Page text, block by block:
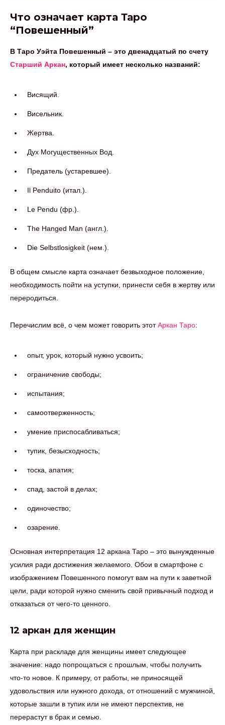
Что означает карта Таро
“Повешенный”
В Таро Уэйта Повешенный – это двенадцатый по счету
Старший Аркан, который имеет несколько названий:
Висящий.
Висельник.
Жертва.
Дух Могущественных Вод.
Предатель (устаревшее).
Il Penduito (итал.).
Le Pendu (фр.).
The Hanged Man (англ.).
Die Selbstlosigkeit (нем.).
В общем смысле карта означает безвыходное положение,
необходимость пойти на уступки, принести себя в жертву или
переродиться.
Перечислим всё, о чем может говорить этотАркан Таро:
опыт, урок, который нужно усвоить;
ограничение свободы;
испытания;
самоотверженность;
умение приспосабливаться;
тупик, безысходность;
тоска, апатия;
спад, застой в делах;
одиночество;
озарение.
Основная интерпретация 12 аркана Таро – это вынужденные
усилия ради достижения желаемого. Обои в смартфоне с
изображением Повешенного помогут вам на пути к заветной
цели, ради которой нужно сменить свой привычный подход и
отказаться от чего-то ценного.
12 аркан для женщин
Карта при раскладе для женщины имеет следующее
значение: надо попрощаться с прошлым, чтобы получить
что-то новое. К примеру, от работы, не приносящей
удовольствия или нужного дохода, от отношений с мужчиной,
которые зашли в тупик или не имеют перспектив, не
перерастут в брак и семью.